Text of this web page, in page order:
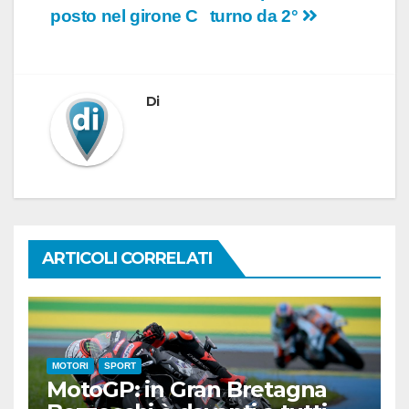
turno da 2°
posto nel girone C
Di
ARTICOLI CORRELATI
MOTORI SPORT
MotoGP: in Gran Bretagna